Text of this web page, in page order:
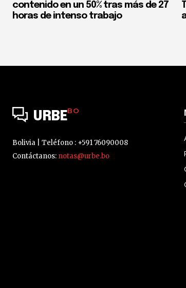
contenido en un 50% tras más de 27
horas de intenso trabajo
URBEBO
Bolivia | Teléfono : +591 76090008
Contáctanos: notas@urbe.bo